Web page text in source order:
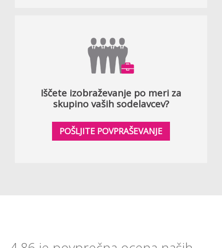
Iščete izobraževanje po meri za
skupino vaših sodelavcev?
POŠLJITE POVPRAŠEVANJE